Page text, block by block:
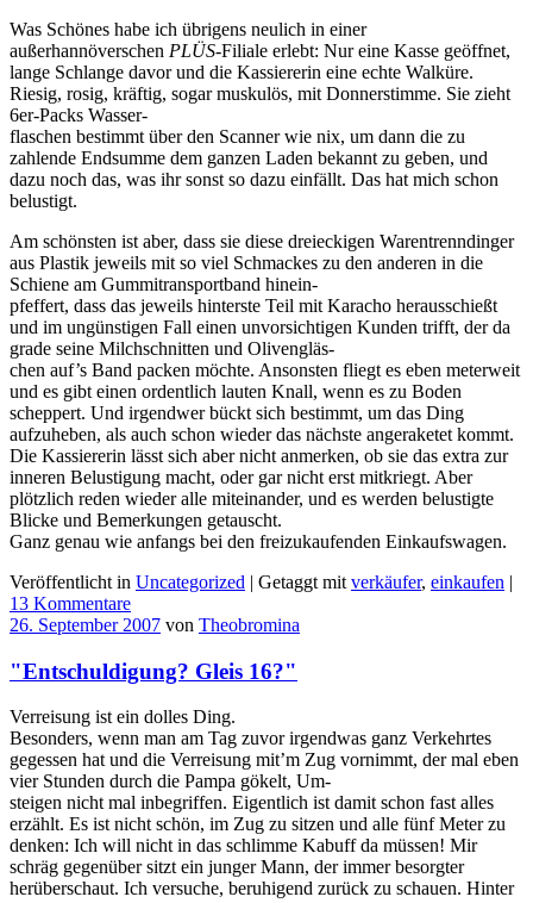
Was Schönes habe ich übrigens neulich in einer
außerhannöverschen PLÜS-Filiale erlebt: Nur eine Kasse geöffnet,
lange Schlange davor und die Kassiererin eine echte Walküre.
Riesig, rosig, kräftig, sogar muskulös, mit Donnerstimme. Sie zieht
6er-Packs Wasser-
flaschen bestimmt über den Scanner wie nix, um dann die zu
zahlende Endsumme dem ganzen Laden bekannt zu geben, und
dazu noch das, was ihr sonst so dazu einfällt. Das hat mich schon
belustigt.
Am schönsten ist aber, dass sie diese dreieckigen Warentrenndinger
aus Plastik jeweils mit so viel Schmackes zu den anderen in die
Schiene am Gummitransportband hinein-
pfeffert, dass das jeweils hinterste Teil mit Karacho herausschießt
und im ungünstigen Fall einen unvorsichtigen Kunden trifft, der da
grade seine Milchschnitten und Olivengläs-
chen auf’s Band packen möchte. Ansonsten fliegt es eben meterweit
und es gibt einen ordentlich lauten Knall, wenn es zu Boden
scheppert. Und irgendwer bückt sich bestimmt, um das Ding
aufzuheben, als auch schon wieder das nächste angeraketet kommt.
Die Kassiererin lässt sich aber nicht anmerken, ob sie das extra zur
inneren Belustigung macht, oder gar nicht erst mitkriegt. Aber
plötzlich reden wieder alle miteinander, und es werden belustigte
Blicke und Bemerkungen getauscht.
Ganz genau wie anfangs bei den freizukaufenden Einkaufswagen.
Veröffentlicht in Uncategorized | Getaggt mit verkäufer, einkaufen |
13 Kommentare
26. September 2007 von Theobromina
"Entschuldigung? Gleis 16?"
Verreisung ist ein dolles Ding.
Besonders, wenn man am Tag zuvor irgendwas ganz Verkehrtes
gegessen hat und die Verreisung mit’m Zug vornimmt, der mal eben
vier Stunden durch die Pampa gökelt, Um-
steigen nicht mal inbegriffen. Eigentlich ist damit schon fast alles
erzählt. Es ist nicht schön, im Zug zu sitzen und alle fünf Meter zu
denken: Ich will nicht in das schlimme Kabuff da müssen! Mir
schräg gegenüber sitzt ein junger Mann, der immer besorgter
herüberschaut. Ich versuche, beruhigend zurück zu schauen. Hinter